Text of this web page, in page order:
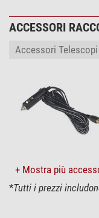
ACCESSORI
Accessori
+ Mostra più
*Tutti i prezzi